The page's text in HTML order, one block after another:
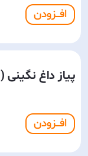
افـــزودن
پیاز داغ نگینی (500 گرمی)
افـــزودن